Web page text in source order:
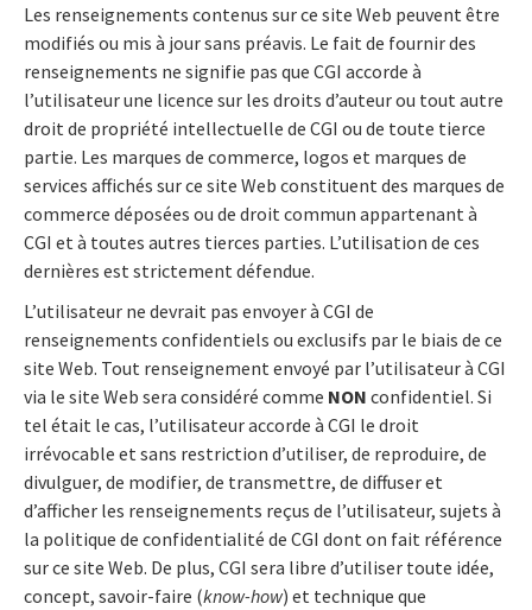
Les renseignements contenus sur ce site Web peuvent être
modifiés ou mis à jour sans préavis. Le fait de fournir des
renseignements ne signifie pas que CGI accorde à
l’utilisateur une licence sur les droits d’auteur ou tout autre
droit de propriété intellectuelle de CGI ou de toute tierce
partie. Les marques de commerce, logos et marques de
services affichés sur ce site Web constituent des marques de
commerce déposées ou de droit commun appartenant à
CGI et à toutes autres tierces parties. L’utilisation de ces
dernières est strictement défendue.
L’utilisateur ne devrait pas envoyer à CGI de
renseignements confidentiels ou exclusifs par le biais de ce
site Web. Tout renseignement envoyé par l’utilisateur à CGI
via le site Web sera considéré comme NON confidentiel. Si
tel était le cas, l’utilisateur accorde à CGI le droit
irrévocable et sans restriction d’utiliser, de reproduire, de
divulguer, de modifier, de transmettre, de diffuser et
d’afficher les renseignements reçus de l’utilisateur, sujets à
la politique de confidentialité de CGI dont on fait référence
sur ce site Web. De plus, CGI sera libre d’utiliser toute idée,
concept, savoir-faire (know-how) et technique que